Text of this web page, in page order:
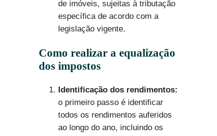
de imóveis, sujeitas à tributação
específica de acordo com a
legislação vigente.
Como realizar a equalização
dos impostos
Identificação dos rendimentos:
o primeiro passo é identificar
todos os rendimentos auferidos
ao longo do ano, incluindo os